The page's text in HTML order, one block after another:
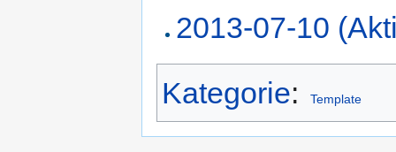
2013-07-10
Kategorie: Template